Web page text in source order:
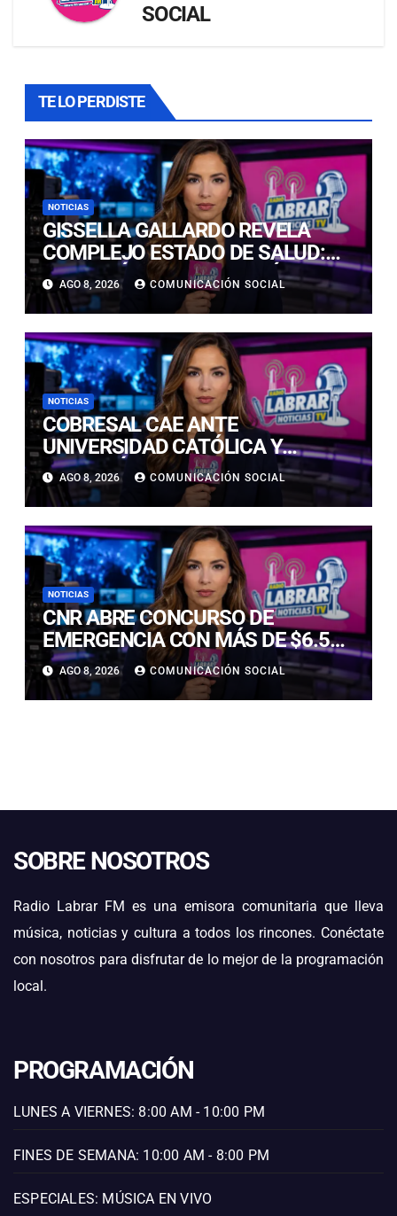
SOCIAL
TE LO PERDISTE
NOTICIAS
GISSELLA GALLARDO REVELA
COMPLEJO ESTADO DE SALUD:
“ME TENÍAN MAL HACE DÍAS”
AGO 8, 2026 COMUNICACIÓN SOCIAL
NOTICIAS
COBRESAL CAE ANTE
UNIVERSIDAD CATÓLICA Y
CONTINÚA COMPLICADO EN LA
PARTE BAJA DE LA TABLA
AGO 8, 2026 COMUNICACIÓN SOCIAL
NOTICIAS
CNR ABRE CONCURSO DE
EMERGENCIA CON MÁS DE $6.500
MILLONES PARA REHABILITAR
OBRAS DE RIEGO AFECTADAS POR
LOS TEMPORALES
AGO 8, 2026 COMUNICACIÓN SOCIAL
SOBRE NOSOTROS
Radio Labrar FM es una emisora comunitaria que lleva
música, noticias y cultura a todos los rincones. Conéctate
con nosotros para disfrutar de lo mejor de la programación
local.
PROGRAMACIÓN
LUNES A VIERNES: 8:00 AM - 10:00 PM
FINES DE SEMANA: 10:00 AM - 8:00 PM
ESPECIALES: MÚSICA EN VIVO